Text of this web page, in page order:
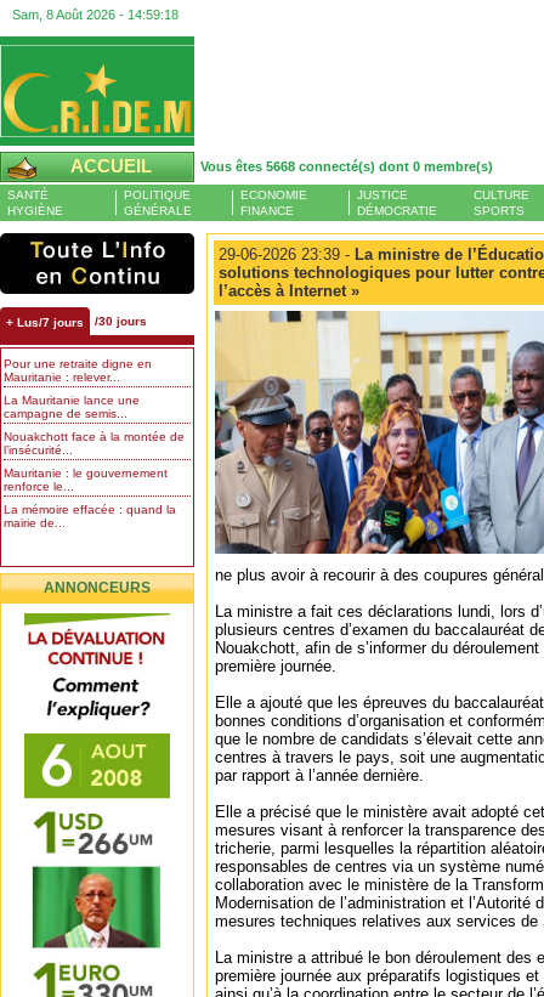
Sam, 8 Août 2026 - 14:59:19
ACCUEIL Vous êtes 5668 connecté(s) dont 0 membre(s)
SANTÉ
HYGIÈNE
POLITIQUE
GÉNÉRALE
ECONOMIE
FINANCE
JUSTICE
DÉMOCRATIE
CULTURE
SPORTS
+ Lus/7 jours /30 jours
Pour une retraite digne en
Mauritanie : relever...
La Mauritanie lance une
campagne de semis...
Nouakchott face à la montée de
l’insécurité...
Mauritanie : le gouvernement
renforce le...
La mémoire effacée : quand la
mairie de...
ANNONCEURS
29-06-2026 23:39 - La ministre de
solutions technologiques pour lutter
l’accès à Internet »
ne plus avoir à recourir à des coupures
La ministre a fait ces déclarations lundi, lors
plusieurs centres d’examen du baccalauréat
Nouakchott, afin de s’informer du
première journée.
Elle a ajouté que les épreuves du
bonnes conditions d’organisation et
que le nombre de candidats s’élevait cette
centres à travers le pays, soit une
par rapport à l’année dernière.
Elle a précisé que le ministère avait adopté
mesures visant à renforcer la transparence
tricherie, parmi lesquelles la répartition
responsables de centres via un système
collaboration avec le ministère de la
Modernisation de l’administration et l’Autorité
mesures techniques relatives aux services de
La ministre a attribué le bon déroulement des
première journée aux préparatifs logistiques